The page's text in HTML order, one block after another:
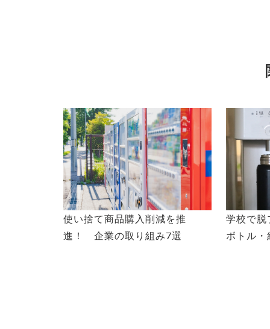
使い捨て商品購入削減を推
進！ 企業の取り組み7選
学校で
ボトル